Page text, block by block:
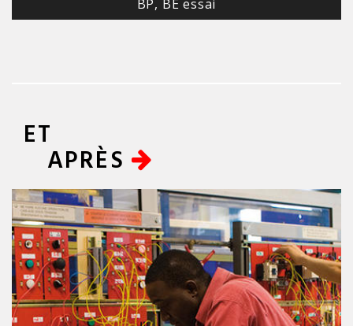
BP, BE essai
ET
APRÈS